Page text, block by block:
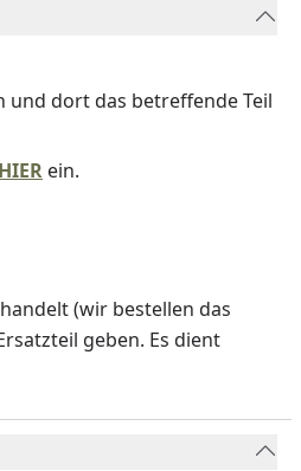
und dort das betreffende Teil
HIER ein.
(wir bestellen das
geben. Es dient